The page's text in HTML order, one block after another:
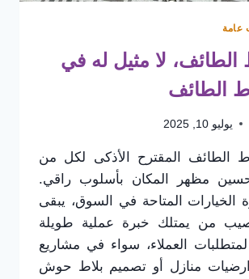
عامة
الطائف، لا مثيل له في
الطائف
يوليو 10, 2025
الطائف المقترح الأذكى لكل من
مظهر المكان بأسلوب راقي.
الخيارات المتاحة في السوق، يبقى
من يمتلك خبرة عملية طويلة
العملاء، سواء في مشاريع
منازل أو تصميم بلاط حوش